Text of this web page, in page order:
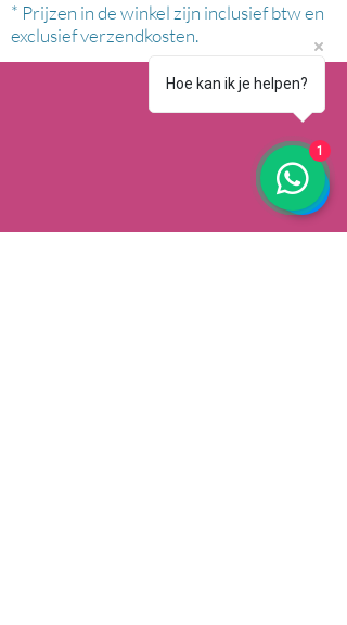
* Prijzen in de winkel zijn inclusief btw en
exclusief verzendkosten.
Hoe kan ik je helpen?
1